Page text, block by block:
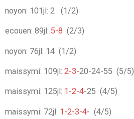
noyon: 101jl: 2 (1/2)
ecouen: 89jl: 5-8 (2/3)
noyon: 76jl: 14 (1/2)
maissymi: 109jl: 2-3-20-24-55 (5/5)
maissymi: 125jl: 1-2-4-25 (4/5)
maissymi: 72jl: 1-2-3-4- (4/5)